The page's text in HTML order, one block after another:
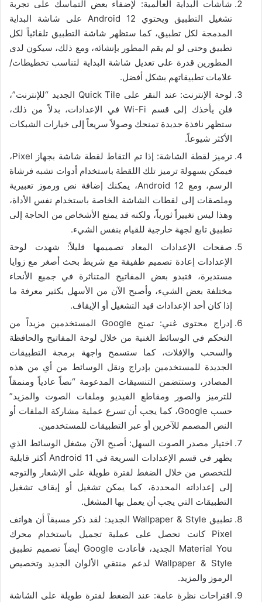
شاشات البداية العالمية: لإضفاء بعض التماسك على تجربة
تشغيل التطبيق ويحتوي Android 12 على شاشة البداية
المدمجة لكل تطبيق، كما ستظهر شاشة التطبيق تلقائياً لكل
تطبيق وحتى لو لم يقم المطور بإنشائه، ومع ذلك، سيكون لدى
المطورين قدرة على تعديل شاشة البداية لتناسب تخطيطات/
علامات تطبيقاتهم بشكل أفضل.
لوحة الإنترنت: عند النقر على Quick Tile الجديد “للإنترنت”،
فلن يأخذك إلى قسم Wi-Fi في الإعدادات، بدلاً من ذلك،
ستظهر نافذة جديدة تمنحك وصولاً سريعاً إلى خيارات الشبكات
الأكثر شيوعاً.
ترميز لقطة الشاشة: إذا تم التقاط لقطة شاشة بجهاز Pixel،
فيمكن بسهولة ترميز تلك اللقطة باستخدام أدوات تشبه فرشاة
الرسم، ومع Android 12، يمكنك إضافة نص ورموز تعبيرية
وملصقات إلى لقطات الشاشة الخاصة باستخدام نفس الأداة،
وهذا ليس تغييراً ثورياً، ولكنه قد يمنع الأشخاص من الحاجة إلى
تطبيق تابع لجهة خارجية للقيام بنفس الشيء.
صفحات الإعدادات المعاد تصميمها قليلاً: شهدت لوحة
الإعدادات إعادة تصميم طفيفة مع شريط بحث أصغر مع زوايا
مستديرة، فتبدو بعض المفاتيح المتناثرة في جميع الأنحاء
مختلفة بعض الشيء، وأصبح الآن من الأسهل بكثير معرفة ما
إذا كان أحد الإعدادات قيد التشغيل أو الإيقاف.
إدراج محتوى غني: تمنح Google المستخدمين مزيداً من
التحكم في الوسائط الغنية من خلال لوحة المفاتيح والحافظة
والسحب والإفلات، كما ستسمح واجهة برمجة التطبيقات
الجديدة للمستخدمين بإدراج ونقل الوسائط من أي من هذه
المصادر، وستتضمن التنسيقات المدعومة “نصاً عادياً ومنمقاً
للترميز والصور ومقاطع الفيديو وملفات الصوت والمزيد”
حسب Google، كما يجب أن تسرع عملية مشاركة الملفات أو
النص المصمم للآخرين أو عبر التطبيقات للمستخدمين.
اختيار مصدر الصوت السهل: أصبح الآن مشغل الوسائط الذي
يظهر في قسم الإعدادات السريعة في Android 11 أكثر قابلية
للتخصص من خلال الضغط لفترة طويلة على الإشعار والتوجه
إلى إعداداته المحددة، كما يمكن تشغيل أو إيقاف تشغيل
التطبيقات التي يجب أن يعمل بها المشغل.
تطبيق Wallpaper & Style الجديد: لقد ذكر مسبقاً أن هواتف
Pixel كانت تحصل على عملية تجميل باستخدام محرك
Material You الجديد، فأعادت Google أيضاً تصميم تطبيق
Wallpaper & Style لدعم منتقي الألوان الجديد وتخصيص
الرموز والمزيد.
اقتراحات نظرة عامة: عند الضغط لفترة طويلة على الشاشة